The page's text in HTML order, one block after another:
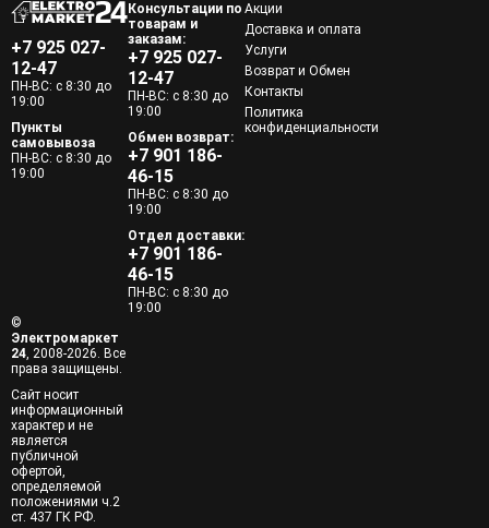
+7 925 027-
12-47
ПН-ВС: с 8:30 до
19:00
Пункты
самовывоза
ПН-ВС: с 8:30 до
19:00
Консультации по
товарам и
заказам:
+7 925 027-
12-47
ПН-ВС: с 8:30 до
19:00
Обмен возврат:
+7 901 186-
46-15
ПН-ВС: с 8:30 до
19:00
Отдел доставки:
+7 901 186-
46-15
ПН-ВС: с 8:30 до
19:00
Акции
Доставка и оплата
Услуги
Возврат и Обмен
Контакты
Политика
конфиденциальности
©
Электромаркет
24, 2008-2026. Все
права защищены.
Сайт носит
информационный
характер и не
является
публичной
офертой,
определяемой
положениями ч.2
ст. 437 ГК РФ.